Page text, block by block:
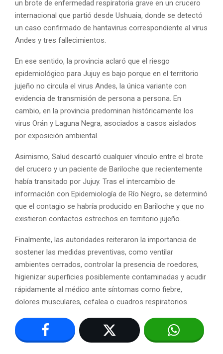
un brote de enfermedad respiratoria grave en un crucero
internacional que partió desde Ushuaia, donde se detectó
un caso confirmado de hantavirus correspondiente al virus
Andes y tres fallecimientos.
En ese sentido, la provincia aclaró que el riesgo
epidemiológico para Jujuy es bajo porque en el territorio
jujeño no circula el virus Andes, la única variante con
evidencia de transmisión de persona a persona. En
cambio, en la provincia predominan históricamente los
virus Orán y Laguna Negra, asociados a casos aislados
por exposición ambiental.
Asimismo, Salud descartó cualquier vínculo entre el brote
del crucero y un paciente de Bariloche que recientemente
había transitado por Jujuy. Tras el intercambio de
información con Epidemiología de Río Negro, se determinó
que el contagio se habría producido en Bariloche y que no
existieron contactos estrechos en territorio jujeño.
Finalmente, las autoridades reiteraron la importancia de
sostener las medidas preventivas, como ventilar
ambientes cerrados, controlar la presencia de roedores,
higienizar superficies posiblemente contaminadas y acudir
rápidamente al médico ante síntomas como fiebre,
dolores musculares, cefalea o cuadros respiratorios.